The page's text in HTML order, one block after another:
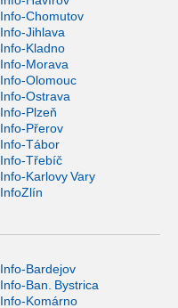
Info-Chomutov
Info-Jihlava
Info-Kladno
Info-Morava
Info-Olomouc
Info-Ostrava
Info-Plzeň
Info-Přerov
Info-Tábor
Info-Třebíč
Info-Karlovy Vary
InfoZlín
Info-Bardejov
Info-Ban. Bystrica
Info-Komárno